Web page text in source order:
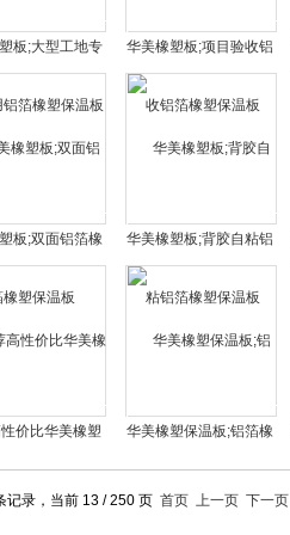
板;大型工地专
橡塑保温板
华美橡塑板;项目验收铝
箔橡塑保温板
板;双面铝箔橡
塑保温板
华美橡塑板;背胶自粘铝
箔橡塑保温板
价比华美橡塑
华美橡塑保温板;铝箔橡
记录，当前 13 / 250 页 首页 上一页 下一页